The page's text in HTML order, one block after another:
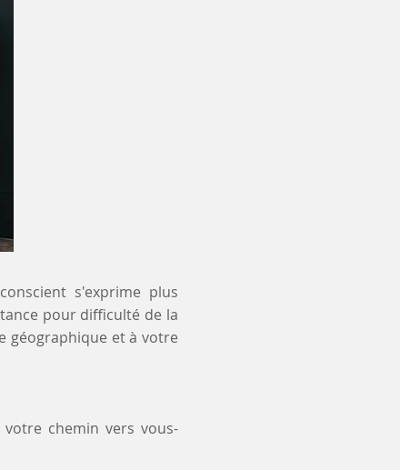
s'exprime plus
pour difficulté de la
géographique et à votre
chemin vers vous-